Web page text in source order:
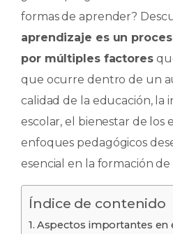
b
o
o
k
A
p
p
dI
n ti
r
formas de aprender?
aprendizaje es un
por múltiples factores
que ocurre dentro de un
calidad de la educación, la
escolar, el bienestar de los
enfoques pedagógicos
esencial en la formación
Índice de contenido
Aspectos importantes en